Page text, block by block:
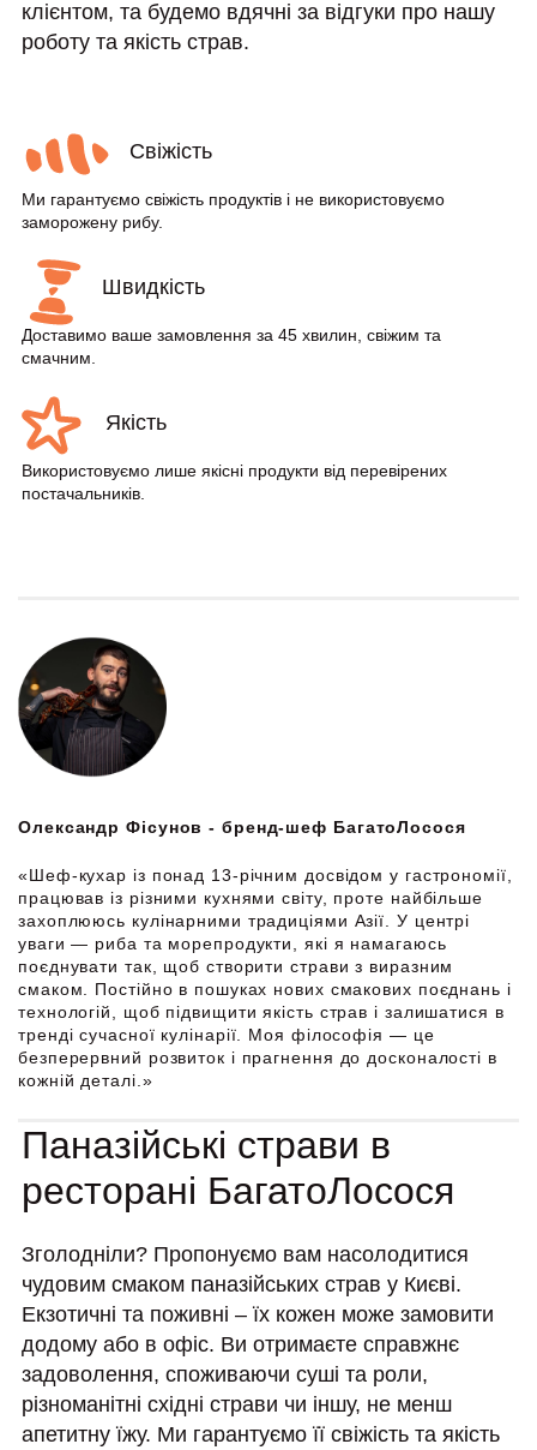
клієнтом, та будемо вдячні за відгуки про нашу
роботу та якість страв.
Свіжість
Ми гарантуємо свіжість продуктів і не використовуємо
заморожену рибу.
Швидкість
Доставимо ваше замовлення за 45 хвилин, свіжим та
смачним.
Якість
Використовуємо лише якісні продукти від перевірених
постачальників.
Олександр Фісунов - бренд-шеф БагатоЛосося
«Шеф-кухар із понад 13-річним досвідом у гастрономії,
працював із різними кухнями світу, проте найбільше
захоплююсь кулінарними традиціями Азії. У центрі
уваги — риба та морепродукти, які я намагаюсь
поєднувати так, щоб створити страви з виразним
смаком. Постійно в пошуках нових смакових поєднань і
технологій, щоб підвищити якість страв і залишатися в
тренді сучасної кулінарії. Моя філософія — це
безперервний розвиток і прагнення до досконалості в
кожній деталi.»
Паназійські страви в
ресторані БагатоЛосося
Зголодніли? Пропонуємо вам насолодитися
чудовим смаком паназійських страв у Києві.
Екзотичні та поживні – їх кожен може замовити
додому або в офіс. Ви отримаєте справжнє
задоволення, споживаючи суші та роли,
різноманітні східні страви чи іншу, не менш
апетитну їжу. Ми гарантуємо її свіжість та якість